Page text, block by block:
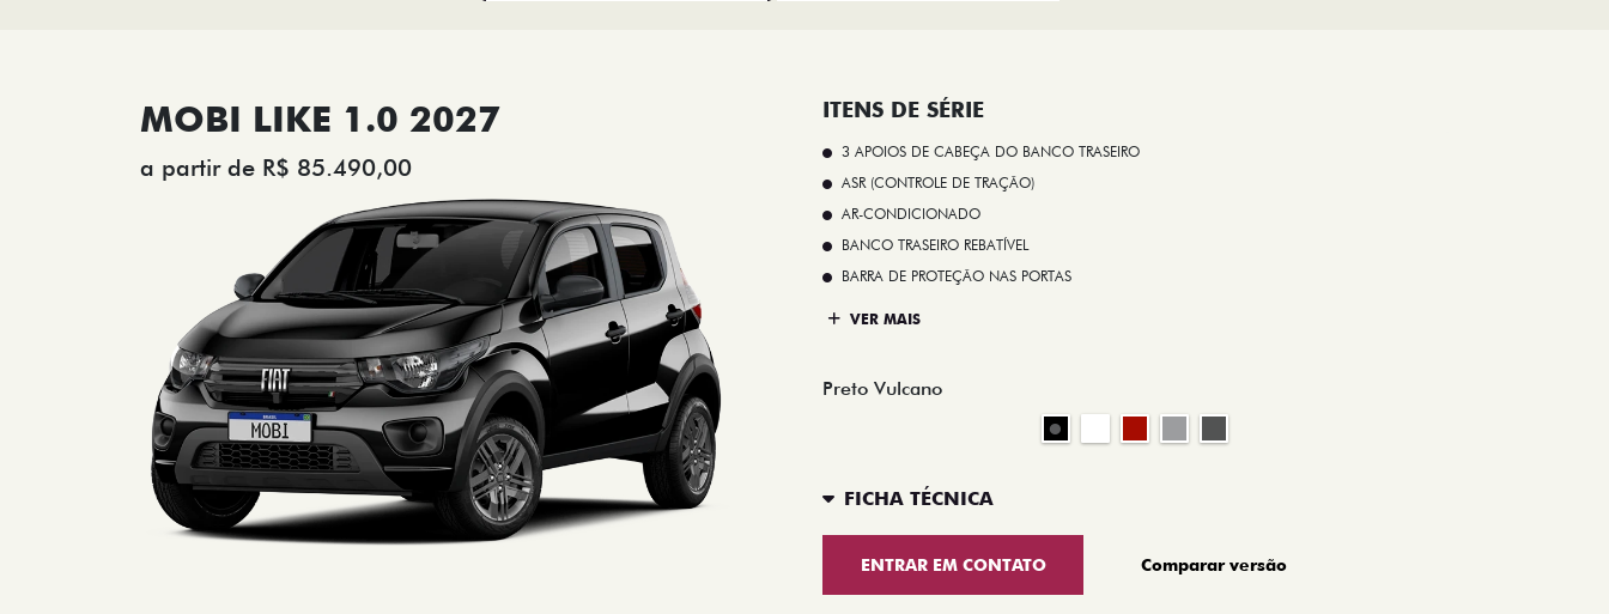
MOBI LIKE 1.0 2027
a partir de R$ 85.490,00
ITENS DE SÉRIE
3 APOIOS DE CABEÇA DO BANCO TRASEIRO
ASR (CONTROLE DE TRAÇÃO)
AR-CONDICIONADO
BANCO TRASEIRO REBATÍVEL
BARRA DE PROTEÇÃO NAS PORTAS
VER MAIS
Preto Vulcano
FICHA TÉCNICA
ENTRAR EM CONTATO Comparar versão